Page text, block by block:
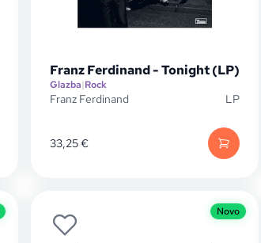
Franz Ferdinand - Tonight (LP)
Glazba|Rock
Franz Ferdinand LP
33,25€
Novo